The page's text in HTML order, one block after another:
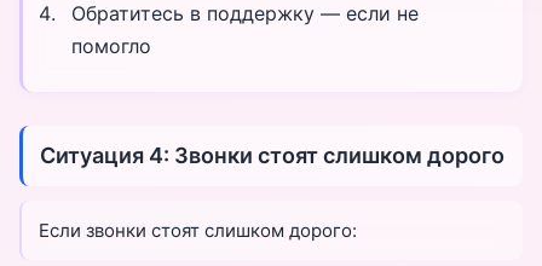
Обратитесь в поддержку — если не
помогло
Ситуация 4: Звонки стоят слишком дорого
Если звонки стоят слишком дорого: